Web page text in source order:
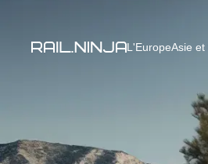
L'EuropeAsie et